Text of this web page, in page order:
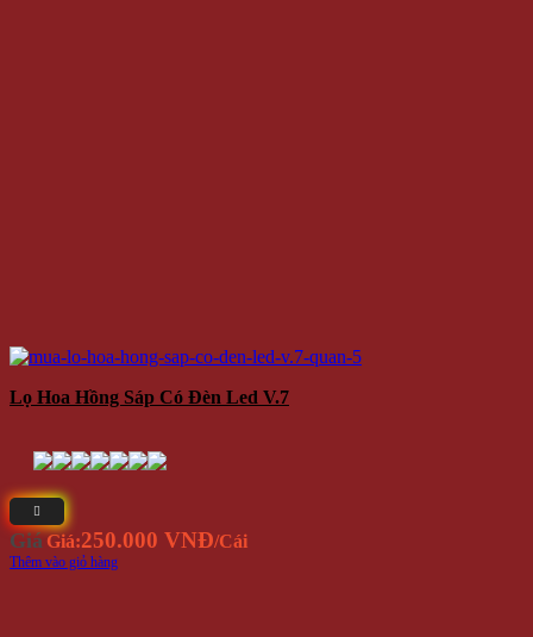
Lọ Hoa Hồng Sáp Có Đèn Led V.7
Giá Giá:250.000 VNĐ/Cái
Thêm vào giỏ hàng